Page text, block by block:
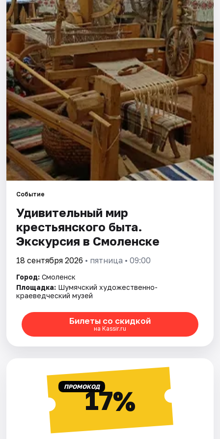
Города
Площадки
Артисты
Рейтинги
Событие
Удивительный мир
крестьянского быта.
Экскурсия в Смоленске
18 сентября 2026 • пятница • 09:00
Город: Смоленск
Площадка: Шумячский художественно-
краеведческий музей
Билеты со скидкой
на Kassir.ru
ПРОМОКОД17%